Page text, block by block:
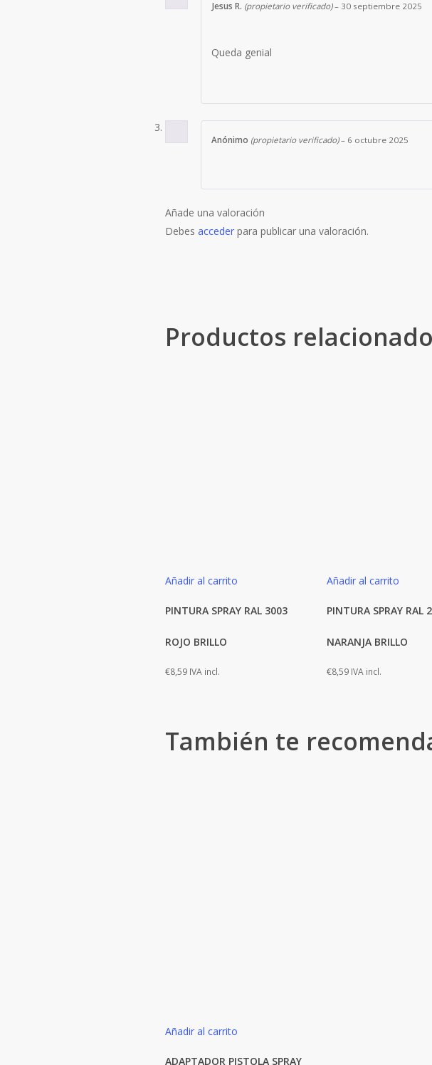
Jesus R. (propietario verificado) – 30 septiembre 2025
Queda genial
Anónimo (propietario verificado) – 6 octubre 2025
Añade una valoración
Debes acceder para publicar una valoración.
Productos
Añadir al carrito
PINTURA SPRAY RAL 3003
ROJO BRILLO
€8,59 IVA incl.
Añadir al carrito
PINTURA SPRAY RAL
NARANJA BRILLO
€8,59 IVA incl.
También te
Añadir al carrito
ADAPTADOR PISTOLA SPRAY